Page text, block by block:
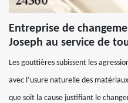
Entreprise de
Joseph au service de
Les gouttières subissent les
avec l’usure naturelle des
que soit la cause justifiant le